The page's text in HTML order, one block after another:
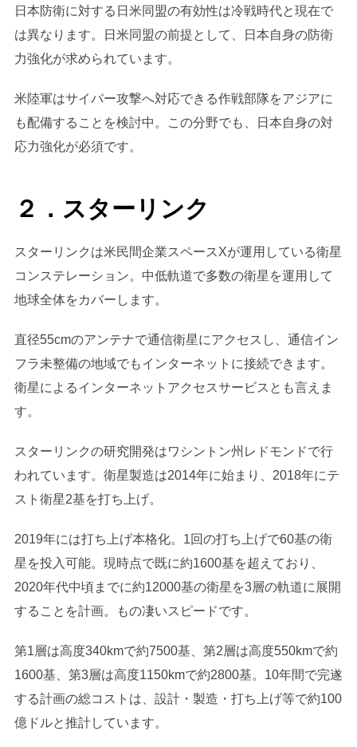
日本防衛に対する日米同盟の有効性は冷戦時代と現在で
は異なります。日米同盟の前提として、日本自身の防衛
力強化が求められています。
米陸軍はサイバー攻撃へ対応できる作戦部隊をアジアに
も配備することを検討中。この分野でも、日本自身の対
応力強化が必須です。
２．スターリンク
スターリンクは米民間企業スペースXが運用している衛星
コンステレーション。中低軌道で多数の衛星を運用して
地球全体をカバーします。
直径55cmのアンテナで通信衛星にアクセスし、通信イン
フラ未整備の地域でもインターネットに接続できます。
衛星によるインターネットアクセスサービスとも言えま
す。
スターリンクの研究開発はワシントン州レドモンドで行
われています。衛星製造は2014年に始まり、2018年にテ
スト衛星2基を打ち上げ。
2019年には打ち上げ本格化。1回の打ち上げで60基の衛
星を投入可能。現時点で既に約1600基を超えており、
2020年代中頃までに約12000基の衛星を3層の軌道に展開
することを計画。もの凄いスピードです。
第1層は高度340kmで約7500基、第2層は高度550kmで約
1600基、第3層は高度1150kmで約2800基。10年間で完遂
する計画の総コストは、設計・製造・打ち上げ等で約100
億ドルと推計しています。